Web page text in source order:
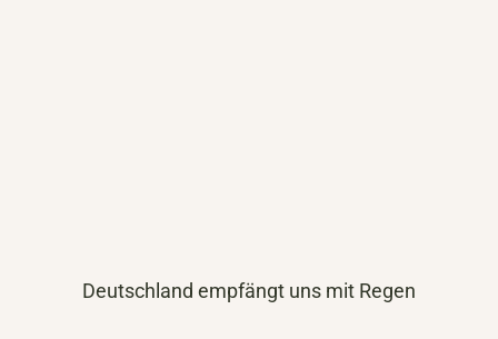
Deutschland empfängt uns mit Regen